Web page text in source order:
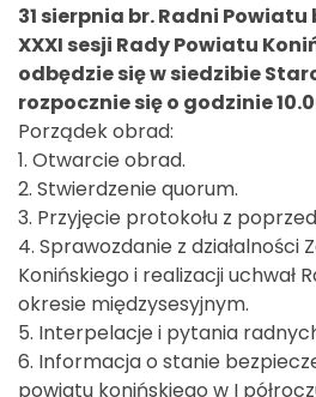
31 sierpnia br. Radni
XXXI sesji Rady Powiatu
odbędzie się w siedzibie
rozpocznie się o godzinie
Porządek obrad:
1. Otwarcie obrad.
2. Stwierdzenie quorum.
3. Przyjęcie protokołu z
4. Sprawozdanie z działalności
Konińskiego i realizacji uchwał
okresie międzysesyjnym.
5. Interpelacje i pytania
6. Informacja o stanie
powiatu konińskiego w I